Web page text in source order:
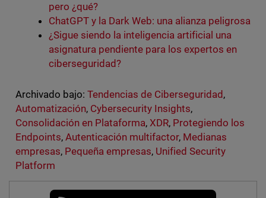
pero ¿qué?
ChatGPT y la Dark Web: una alianza peligrosa
¿Sigue siendo la inteligencia artificial una
asignatura pendiente para los expertos en
ciberseguridad?
Archivado bajo: Tendencias de Ciberseguridad ,
Automatización, Cybersecurity Insights,
Consolidación en Plataforma, XDR, Protegiendo los
Endpoints, Autenticación multifactor, Medianas
empresas, Pequeña empresas, Unified Security
Platform